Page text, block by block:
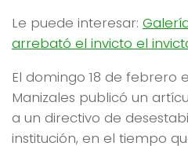
Le puede interesar:
arrebató el invicto el
El domingo 18 de febrero
Manizales publicó un
a un directivo de
institución, en el tiempo